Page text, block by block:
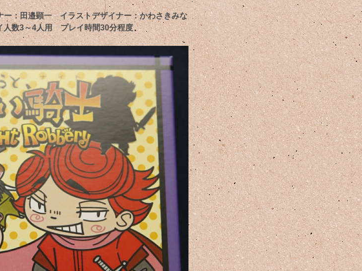
：田邉顕一 イラストデザイナー：かわさきみな
人数3～4人用 プレイ時間30分程度